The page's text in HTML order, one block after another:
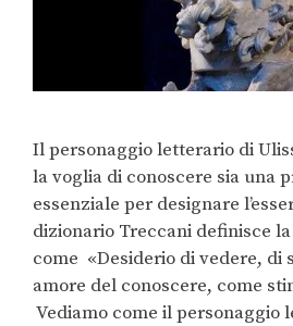
Il personaggio letterario di
la voglia di conoscere sia una
essenziale per designare
dizionario Treccani definisce
come «Desiderio di vedere, di
amore del conoscere, come
Vediamo come il personaggio